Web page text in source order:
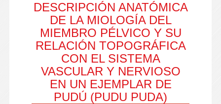
DESCRIPCIÓN ANATÓMICA
DE LA MIOLOGÍA DEL
MIEMBRO PÉLVICO Y SU
RELACIÓN TOPOGRÁFICA
CON EL SISTEMA
VASCULAR Y NERVIOSO
EN UN EJEMPLAR DE
PUDÚ (PUDU PUDA)